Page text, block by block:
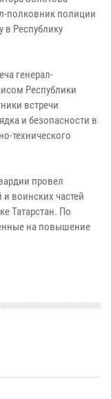
полковник полиции
в Республику
генерал-
Республики
встречи
и безопасности в
технического
провел
воинских частей
Татарстан. По
на повышение